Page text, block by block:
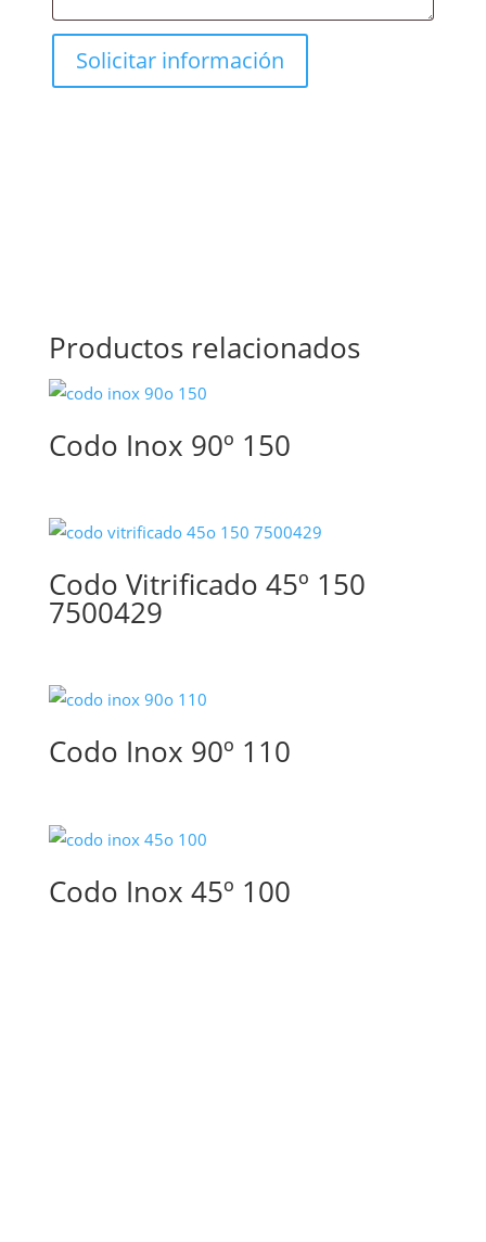
Productos relacionados
Codo Inox 90º 150
Codo Vitrificado 45º 150
7500429
Codo Inox 90º 110
Codo Inox 45º 100